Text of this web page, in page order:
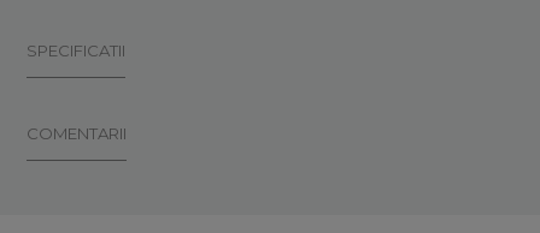
SPECIFICATII
COMENTARII